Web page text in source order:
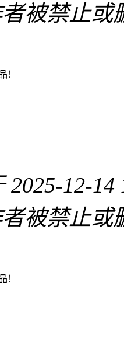
者被禁止或
！
2025-12-14
者被禁止或
！